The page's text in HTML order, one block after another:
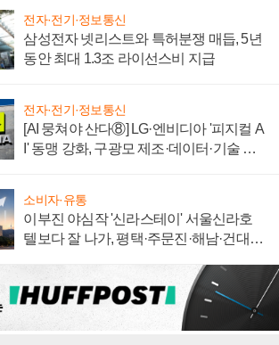
전자·전기·정보통신
삼성전자 넷리스트와 특허분쟁 매듭, 5년
동안 최대 1.3조 라이선스비 지급
전자·전기·정보통신
[AI 뭉쳐야 산다⑧] LG·엔비디아 '피지컬 A
I' 동맹 강화, 구광모 제조·데이터·기술 결
소비자·유통
이부진 야심작 '신라스테이' 서울신라호
텔보다 잘 나가, 평택·주문진·해남·건대로